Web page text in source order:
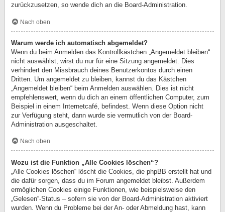
zurückzusetzen, so wende dich an die Board-Administration.
Nach oben
Warum werde ich automatisch abgemeldet?
Wenn du beim Anmelden das Kontrollkästchen „Angemeldet bleiben“
nicht auswählst, wirst du nur für eine Sitzung angemeldet. Dies
verhindert den Missbrauch deines Benutzerkontos durch einen
Dritten. Um angemeldet zu bleiben, kannst du das Kästchen
„Angemeldet bleiben“ beim Anmelden auswählen. Dies ist nicht
empfehlenswert, wenn du dich an einem öffentlichen Computer, zum
Beispiel in einem Internetcafé, befindest. Wenn diese Option nicht
zur Verfügung steht, dann wurde sie vermutlich von der Board-
Administration ausgeschaltet.
Nach oben
Wozu ist die Funktion „Alle Cookies löschen“?
„Alle Cookies löschen“ löscht die Cookies, die phpBB erstellt hat und
die dafür sorgen, dass du im Forum angemeldet bleibst. Außerdem
ermöglichen Cookies einige Funktionen, wie beispielsweise den
„Gelesen“-Status – sofern sie von der Board-Administration aktiviert
wurden. Wenn du Probleme bei der An- oder Abmeldung hast, kann